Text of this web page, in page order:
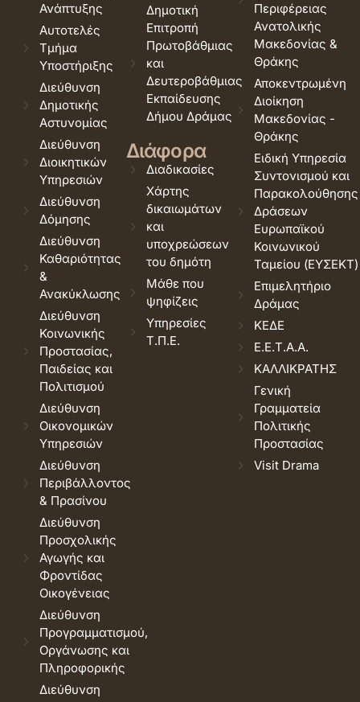
Ανάπτυξης
Αυτοτελές
Τμήμα
Υποστήριξης
Διεύθυνση
Δημοτικής
Αστυνομίας
Διεύθυνση
Διοικητικών
Υπηρεσιών
Διεύθυνση
Δόμησης
Διεύθυνση
Καθαριότητας
&
Ανακύκλωσης
Διεύθυνση
Κοινωνικής
Προστασίας,
Παιδείας και
Πολιτισμού
Διεύθυνση
Οικονομικών
Υπηρεσιών
Διεύθυνση
Περιβάλλοντος
& Πρασίνου
Διεύθυνση
Προσχολικής
Αγωγής και
Φροντίδας
Οικογένειας
Διεύθυνση
Προγραμματισμού,
Οργάνωσης και
Πληροφορικής
Διεύθυνση
Δημοτική
Επιτροπή
Πρωτοβάθμιας
και
Δευτεροβάθμιας
Εκπαίδευσης
Δήμου Δράμας
Διάφορα
Διαδικασίες
Χάρτης
δικαιωμάτων
και
υποχρεώσεων
του δημότη
Μάθε που
ψηφίζεις
Υπηρεσίες
Τ.Π.Ε.
Περιφέρειας
Ανατολικής
Μακεδονίας &
Θράκης
Αποκεντρωμένη
Διοίκηση
Μακεδονίας -
Θράκης
Ειδική Υπηρεσία
Συντονισμού και
Παρακολούθησης
Δράσεων
Ευρωπαϊκού
Κοινωνικού
Ταμείου (ΕΥΣΕΚΤ)
Επιμελητήριο
Δράμας
ΚΕΔΕ
Ε.Ε.Τ.Α.Α.
ΚΑΛΛΙΚΡΑΤΗΣ
Γενική
Γραμματεία
Πολιτικής
Προστασίας
Visit Drama